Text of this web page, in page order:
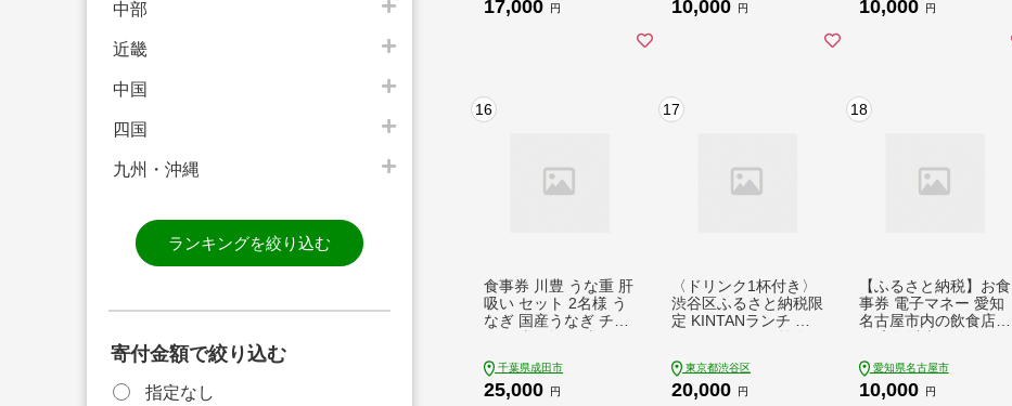
中部
近畿
中国
四国
九州・沖縄
ランキングを絞り込む
寄付金額で絞り込む
指定なし
17,000 円
ーポン 旅行 ギフト 宿
10,000 円 10,000 円
16
食事券 川豊 うな重 肝
吸い セット 2名様 う
なぎ 国産うなぎ チケ
千葉県成田市
25,000 円
17
〈ドリンク1杯付き〉
渋谷区ふるさと納税限
定 KINTANランチ ゴ
チタイム限定)【0550
27】
東京都渋谷区
20,000 円
18
【ふるさと納税】お食
事券 電子マネー 愛知
名古屋市内の飲食店1
グ・ランチ・ディナー
「美味切符」 3,000円
愛知県名古屋市
10,000 円